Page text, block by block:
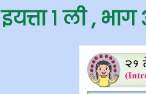
इयत्ता १ ली ,